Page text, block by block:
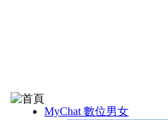
MyChat 數位男女